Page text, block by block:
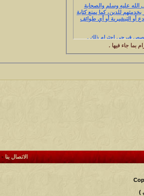
الله عليه وسلم والصحابة
للدين، كما يمنع كتابة
أو التبشيرية أو أي طوائف
رسمياً أوالمساس بولاة
والجماعة وأقوال
( الحقووووووونييي -
بما جاء فيها .
الاتصال بنا-
)